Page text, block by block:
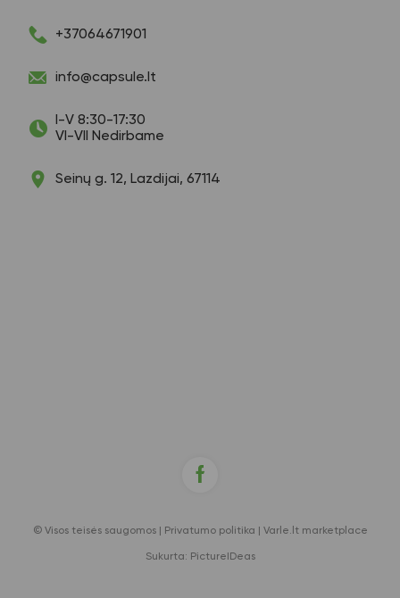
+37064671901
info@capsule.lt
I-V 8:30-17:30
VI-VII Nedirbame
Seinų g. 12, Lazdijai, 67114
© Visos teisės saugomos | Privatumo politika Varle.lt marketplace
Sukurta: PictureIDeas